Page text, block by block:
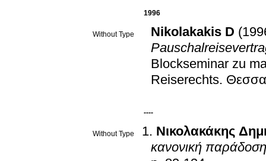
1996
Without Type Nikolakakis D
Blockseminar zu
Reiserechts.
----
Without Type
Νικολακάκης
κανονική